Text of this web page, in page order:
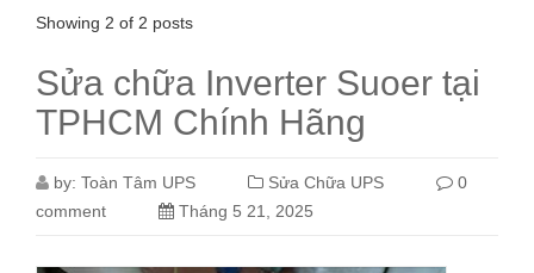
Showing 2 of 2 posts
Sửa chữa Inverter Suoer tại
TPHCM Chính Hãng
by: Toàn Tâm UPS Sửa Chữa UPS
0
comment
Tháng 5 21, 2025